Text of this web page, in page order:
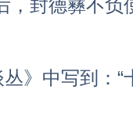
封德彝不负
》中写到：“